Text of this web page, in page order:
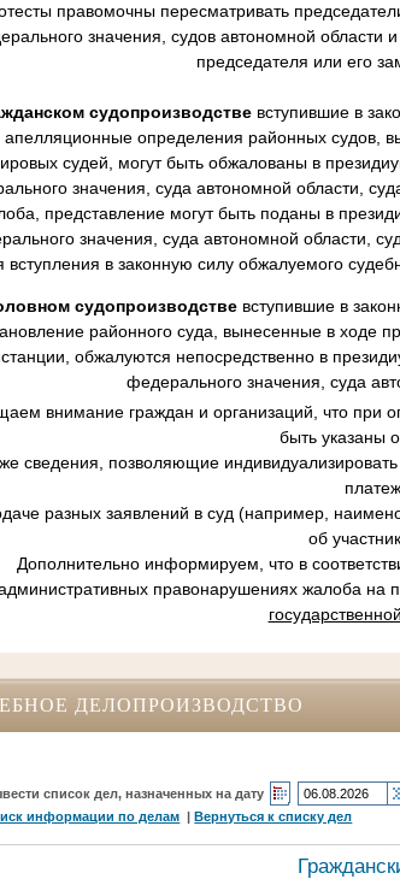
правомочны пересматривать
значения, судов автономной области
председателя или его
судопроизводствевступившие в
апелляционные определения районных судов,
судей, могут быть обжалованы в
значения, суда автономной области,
представление могут быть поданы в
значения, суда автономной области,
вступления в законную силу обжалуемого
судопроизводстве вступившие в
районного суда, вынесенные в ходе
обжалуются непосредственно в
федерального значения, суда
внимание граждан и организаций, что при
быть указаны
сведения, позволяющие
разных заявлений в суд (например,
об
Дополнительно информируем, что в
правонарушениях жалоба на
ДЕЛОПРОИЗВОДСТВО
список дел, назначенных на дату
информации по делам |Вернуться к списку дел